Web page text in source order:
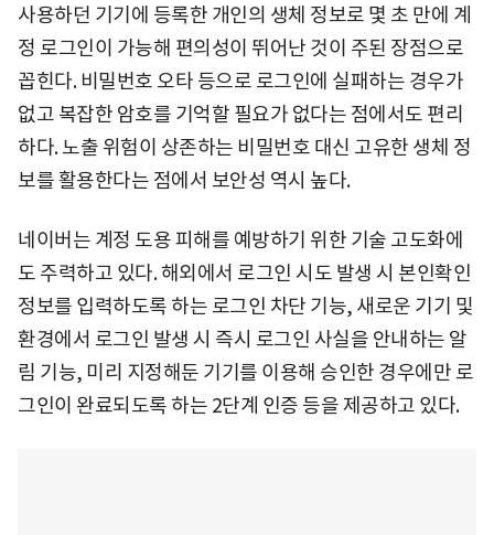
사용하던 기기에 등록한 개인의 생체 정보로 몇 초 만에 계
정 로그인이 가능해 편의성이 뛰어난 것이 주된 장점으로
꼽힌다. 비밀번호 오타 등으로 로그인에 실패하는 경우가
없고 복잡한 암호를 기억할 필요가 없다는 점에서도 편리
하다. 노출 위험이 상존하는 비밀번호 대신 고유한 생체 정
보를 활용한다는 점에서 보안성 역시 높다.
네이버는 계정 도용 피해를 예방하기 위한 기술 고도화에
도 주력하고 있다. 해외에서 로그인 시도 발생 시 본인확인
정보를 입력하도록 하는 로그인 차단 기능, 새로운 기기 및
환경에서 로그인 발생 시 즉시 로그인 사실을 안내하는 알
림 기능, 미리 지정해둔 기기를 이용해 승인한 경우에만 로
그인이 완료되도록 하는 2단계 인증 등을 제공하고 있다.